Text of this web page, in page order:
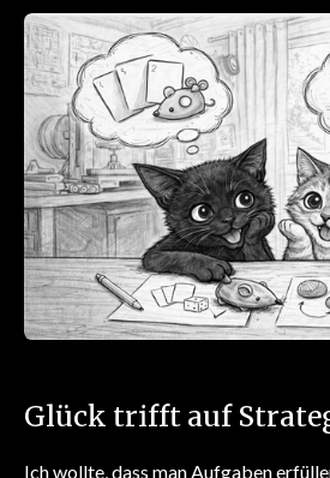
Glück trifft auf
Ich wollte, dass man Aufgaben